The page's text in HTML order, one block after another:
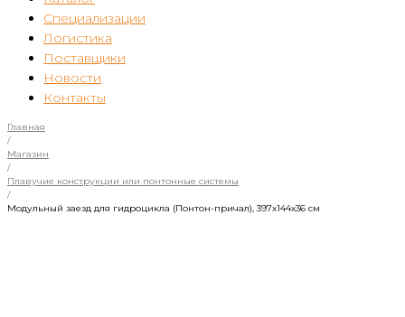
Специализации
Логистика
Поставщики
Новости
Контакты
Главная
/
Магазин
/
Плавучие конструкции или понтонные системы
/
Модульный заезд для гидроцикла (Понтон-причал), 397х144х36 см